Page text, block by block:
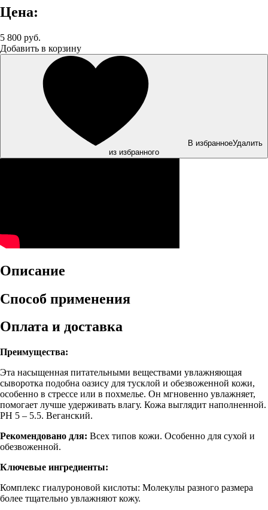
Цена:
5 800 руб.
Добавить в корзину
В избранноеУдалить
из избранного
Описание
Способ применения
Оплата и доставка
Преимущества:
Эта насыщенная питательными веществами увлажняющая
сыворотка подобна оазису для тусклой и обезвоженной кожи,
особенно в стрессе или в похмелье. Он мгновенно увлажняет,
помогает лучше удерживать влагу. Кожа выглядит наполненной.
PH 5 – 5.5. Веганский.
Рекомендовано для: Всех типов кожи. Особенно для сухой и
обезвоженной.
Ключевые ингредиенты:
Комплекс гиалуроновой кислоты: Молекулы разного размера
более тщательно увлажняют кожу.